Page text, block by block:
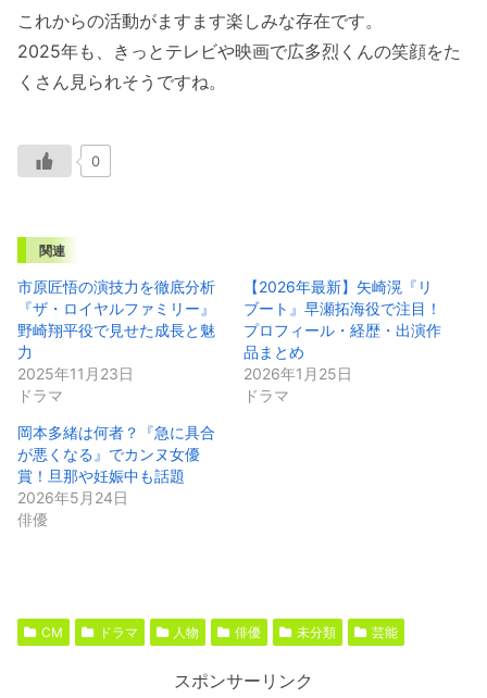
これからの活動がますます楽しみな存在です。
2025年も、きっとテレビや映画で広多烈くんの笑顔をた
くさん見られそうですね。
0
関連
市原匠悟の演技力を徹底分析
『ザ・ロイヤルファミリー』
野崎翔平役で見せた成長と魅
力
2025年11月23日
ドラマ
【2026年最新】矢崎滉『リ
ブート』早瀬拓海役で注目！
プロフィール・経歴・出演作
品まとめ
2026年1月25日
ドラマ
岡本多緒は何者？『急に具合
が悪くなる』でカンヌ女優
賞！旦那や妊娠中も話題
2026年5月24日
俳優
CM ドラマ 人物 俳優 未分類 芸能
スポンサーリンク